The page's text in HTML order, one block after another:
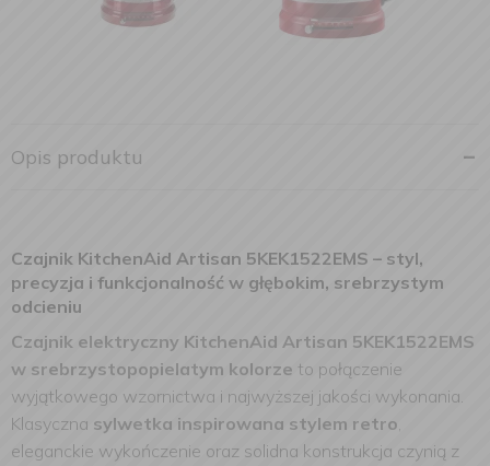
Opis produktu
Czajnik KitchenAid Artisan 5KEK1522EMS – styl,
precyzja i funkcjonalność w głębokim, srebrzystym
odcieniu
Czajnik elektryczny KitchenAid Artisan 5KEK1522EMS
w srebrzystopopielatym kolorze to połączenie
wyjątkowego wzornictwa i najwyższej jakości wykonania.
Klasyczna sylwetka inspirowana stylem retro,
eleganckie wykończenie oraz solidna konstrukcja czynią z